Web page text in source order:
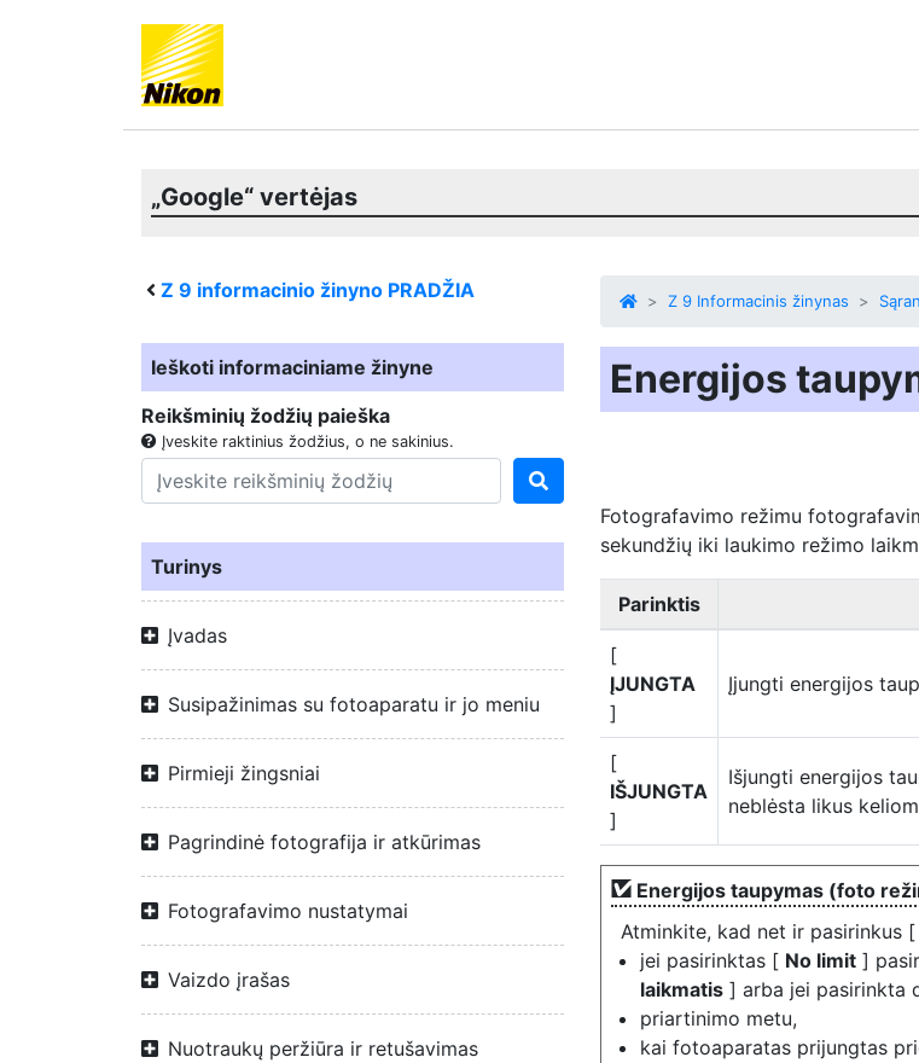
„Google“ vertėjas
Z 9 informacinio žinyno PRADŽIA
Ieškoti informaciniame žinyne
Reikšminių žodžių paieška
Įveskite raktinius žodžius, o ne sakinius.
Turinys
Įvadas
Susipažinimas su fotoaparatu ir jo meniu
Pirmieji žingsniai
Pagrindinė fotografija ir atkūrimas
Fotografavimo nustatymai
Vaizdo įrašas
Nuotraukų peržiūra ir retušavimas
Z 9 Informacinis žinynas
Energijos
Fotografavimo režimu
sekundžių iki laukimo režimo
Parinktis
[
ĮJUNGTA
]
Įjungti energijos
[
IŠJUNGTA
]
Išjungti energijos
neblėsta likus
Energijos taupymas (foto
Atminkite, kad net ir pasirinkus [
jei pasirinktas [ No limit ]
laikmatis ] arba jei pasirinkta
priartinimo metu,
kai fotoaparatas prijungtas